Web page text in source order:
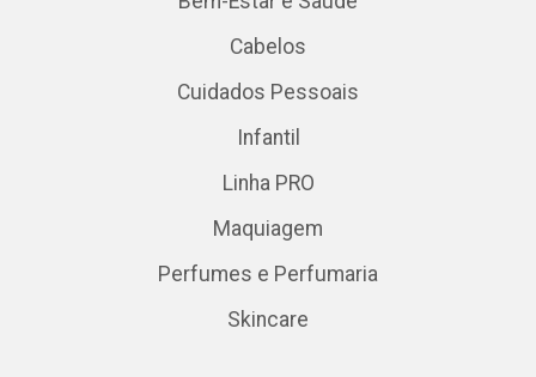
Cabelos
Cuidados Pessoais
Infantil
Linha PRO
Maquiagem
Perfumes e Perfumaria
Skincare